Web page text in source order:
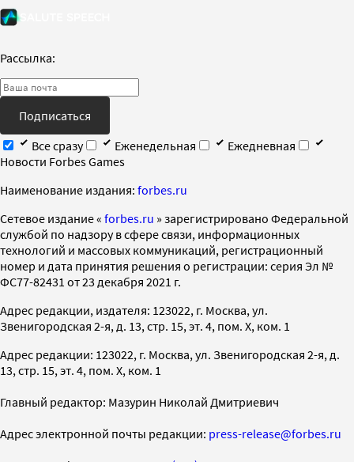
Рассылка:
Подписаться
Все сразу
Еженедельная
Ежедневная
Новости Forbes Games
Наименование издания: forbes.ru
Cетевое издание « forbes.ru » зарегистрировано Федеральной
службой по надзору в сфере связи, информационных
технологий и массовых коммуникаций, регистрационный
номер и дата принятия решения о регистрации: серия Эл №
ФС77-82431 от 23 декабря 2021 г.
Адрес редакции, издателя: 123022, г. Москва, ул.
Звенигородская 2-я, д. 13, стр. 15, эт. 4, пом. X, ком. 1
Адрес редакции: 123022, г. Москва, ул. Звенигородская 2-я, д.
13, стр. 15, эт. 4, пом. X, ком. 1
Главный редактор: Мазурин Николай Дмитриевич
Адрес электронной почты редакции: press-release@forbes.ru